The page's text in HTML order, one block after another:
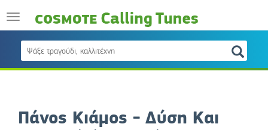
Πάνος Κιάμος - Δύση Και